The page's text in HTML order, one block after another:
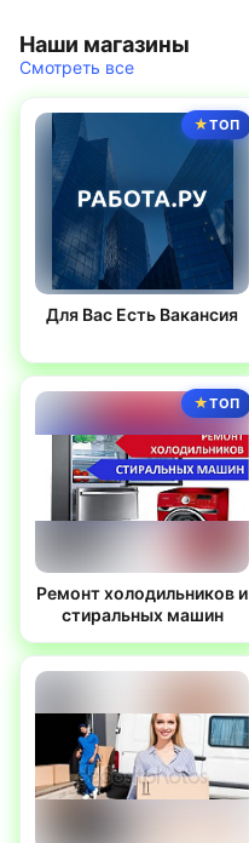
Наши магазины
Смотреть все
ТОП
Для Вас Есть Вакансия
ТОП
Ремонт холодильников и
стиральных машин